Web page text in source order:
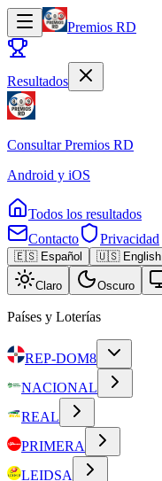
Premios RD
Resultados
Consultar Premios RD
Android y iOS
Todos los resultados
Contacto
Privacidad
🇪🇸 Español 🇺🇸 English
Claro Oscuro
Países y Loterías
REP-DOM8
NACIONAL
REAL
PRIMERA
LEIDSA